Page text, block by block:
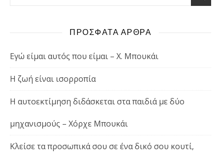
ΠΡΟΣΦΑΤΑ ΑΡΘΡΑ
Εγώ είμαι αυτός που είμαι – Χ. Μπουκάι
Η ζωή είναι ισορροπία
Η αυτοεκτίμηση διδάσκεται στα παιδιά με δύο
μηχανισμούς – Χόρχε Μπουκάι
Κλείσε τα προσωπικά σου σε ένα δικό σου κουτί,